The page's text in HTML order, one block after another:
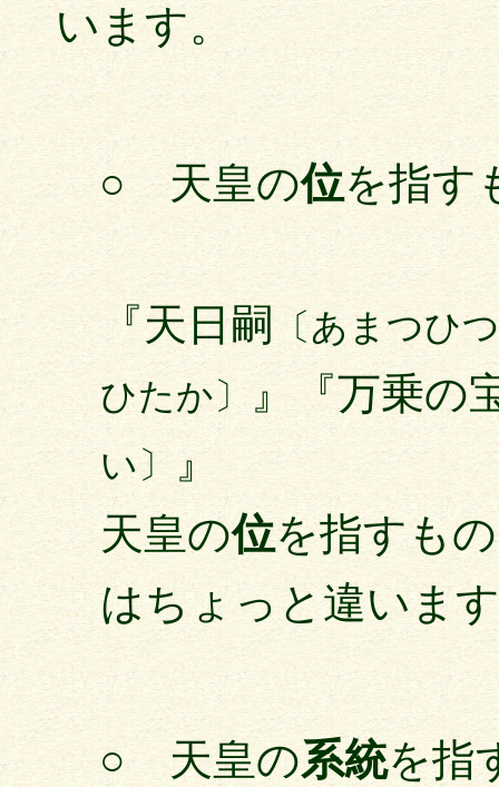
います。
○ 天皇の位を指す
『天日嗣〔あまつひ
ひたか〕』『万乗の
い〕』
天皇の位を指すも
はちょっと違いま
○ 天皇の系統を指